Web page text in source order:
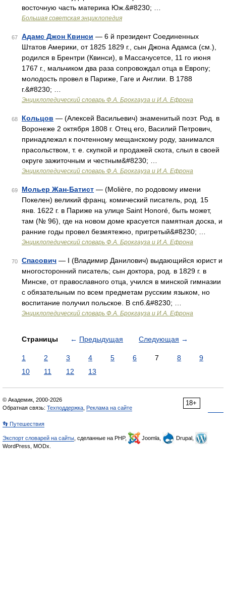
восточную часть материка Юж.&#8230; …
Большая советская энциклопедия
67 Адамс Джон Квинси — 6 й президент Соединенных
Штатов Америки, от 1825 1829 г., сын Джона Адамса (см.),
родился в Брентри (Квинси), в Массачусетсе, 11 го июня
1767 г., мальчиком два раза сопровождал отца в Европу;
молодость провел в Париже, Гаге и Англии. В 1788
г.&#8230; …
Энциклопедический словарь Ф.А. Брокгауза и И.А. Ефрона
68 Кольцов — (Алексей Васильевич) знаменитый поэт. Род. в
Воронеже 2 октября 1808 г. Отец его, Василий Петрович,
принадлежал к почтенному мещанскому роду, занимался
прасольством, т. е. скупкой и продажей скота, слыл в своей
округе зажиточным и честным&#8230; …
Энциклопедический словарь Ф.А. Брокгауза и И.А. Ефрона
69 Мольер Жан-Батист — (Molière, по родовому имени
Покелен) великий франц. комический писатель, род. 15
янв. 1622 г. в Париже на улице Saint Honoré, быть может,
там (№ 96), где на новом доме красуется памятная доска, и
ранние годы провел безмятежно, пригретый&#8230; …
Энциклопедический словарь Ф.А. Брокгауза и И.А. Ефрона
70 Спасович — I (Владимир Данилович) выдающийся юрист и
многосторонний писатель; сын доктора, род. в 1829 г. в
Минске, от православного отца, учился в минской гимназии
с обязательным по всем предметам русским языком, но
воспитание получил польское. В спб.&#8230; …
Энциклопедический словарь Ф.А. Брокгауза и И.А. Ефрона
Страницы ← Предыдущая Следующая →
1 2 3 4 5 6 7 8
9
10
11 12 13
18+
© Академик, 2000-2026
Обратная связь: Техподдержка Реклама на сайте
👣 Путешествия
Экспорт словарей на сайты , сделанные на PHP, Joomla,
Drupal,
WordPress, MODx.